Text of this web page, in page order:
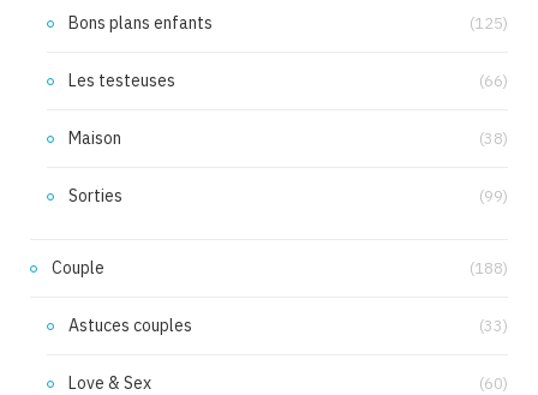
Bons plans enfants (125)
Les testeuses (66)
Maison (38)
Sorties (99)
Couple (188)
Astuces couples (33)
Love & Sex (60)